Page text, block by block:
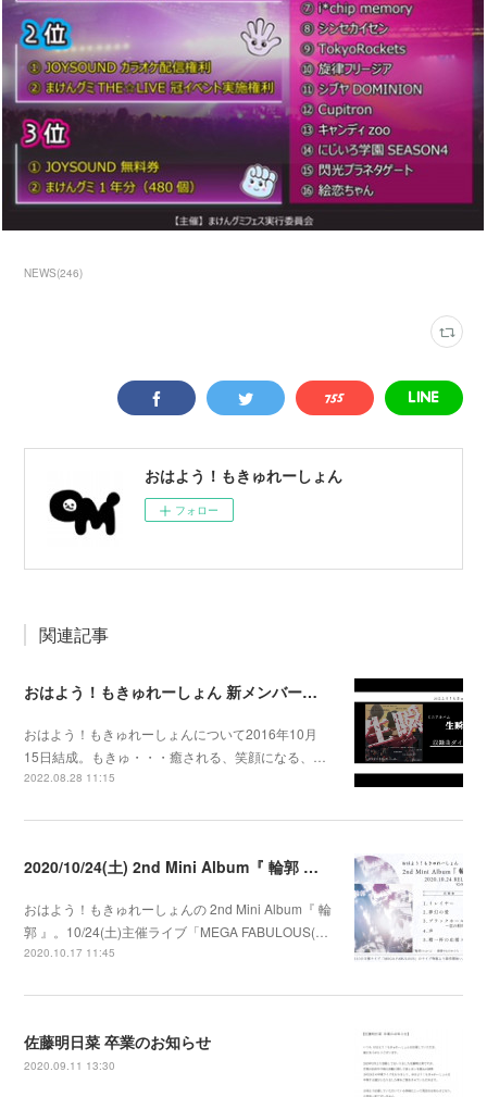
NEWS(246)
おはよう！もきゅれーしょん
フォロー
関連記事
おはよう！もきゅれーしょん 新メンバー募集！
おはよう！もきゅれーしょんについて2016年10月
15日結成。もきゅ・・・癒される、笑顔になる、…
2022.08.28 11:15
2020/10/24(土) 2nd Mini Album『 輪郭 』発売決定
おはよう！もきゅれーしょんの 2nd Mini Album『 輪
郭 』。10/24(土)主催ライブ「MEGA FABULOUS(…
2020.10.17 11:45
佐藤明日菜 卒業のお知らせ
2020.09.11 13:30